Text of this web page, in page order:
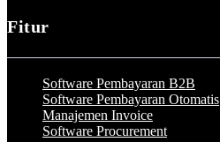
Fitur
Software Pembayaran B2B
Software Pembayaran Otomatis
Manajemen Invoice
Software Procurement